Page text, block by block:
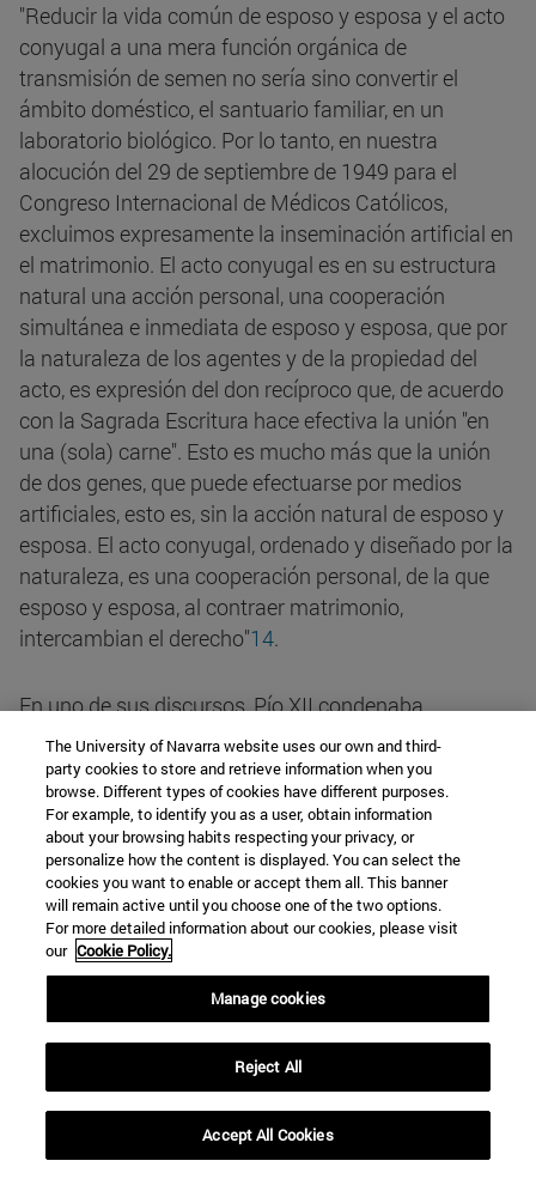
"Reducir la vida común de esposo y esposa y el acto
conyugal a una mera función orgánica de
transmisión de semen no sería sino convertir el
ámbito doméstico, el santuario familiar, en un
laboratorio biológico. Por lo tanto, en nuestra
alocución del 29 de septiembre de 1949 para el
Congreso Internacional de Médicos Católicos,
excluimos expresamente la inseminación artificial en
el matrimonio. El acto conyugal es en su estructura
natural una acción personal, una cooperación
simultánea e inmediata de esposo y esposa, que por
la naturaleza de los agentes y de la propiedad del
acto, es expresión del don recíproco que, de acuerdo
con la Sagrada Escritura hace efectiva la unión "en
una (sola) carne". Esto es mucho más que la unión
de dos genes, que puede efectuarse por medios
artificiales, esto es, sin la acción natural de esposo y
esposa. El acto conyugal, ordenado y diseñado por la
naturaleza, es una cooperación personal, de la que
esposo y esposa, al contraer matrimonio,
intercambian el derecho"14.
En uno de sus discursos, Pío XII condenaba
explícitamente la fecundación in vitro, que en aquel
tiempo era sólo una posibilidad y no una realidad.
Tratando este problema, él declaraba en términos
bien precisos: "Por lo que respecta a los
experimentos de fecundación humana artificial 'in
vitro' es suficiente observar que deben ser
rechazados por inmorales y absolutamente
ilícitos"15. Además, Pío XII intentaba proporcionar
argumentos para demostrar porqué la fecundación
in vitro es absolutamente inmoral.
Aunque condenaba la inseminación artificial por el
esposo como intrínsecamente inmoral, Pío XII
declaraba que "esto no proscribe necesariamente el
The University of Navarra website uses our own and third-
party cookies to store and retrieve information when you
browse. Different types of cookies have different purposes.
For example, to identify you as a user, obtain information
about your browsing habits respecting your privacy, or
personalize how the content is displayed. You can select the
cookies you want to enable or accept them all. This banner
will remain active until you choose one of the two options.
For more detailed information about our cookies, please visit
our Cookie Policy.
Manage cookies
Reject All
Accept All Cookies